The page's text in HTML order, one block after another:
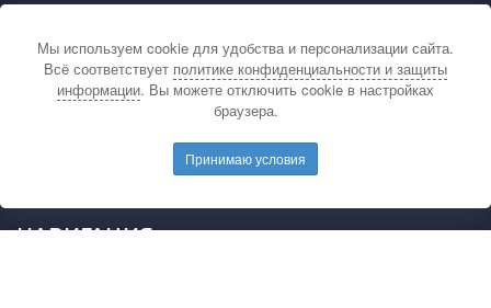
По вопросам связанным с публикацией
материалов на сайте издательства и выдачей
подтверждающих документов обращайтесь на
электронную почту редакции.
mail@pedarticles.ru
+7 (499) 113-47-87
НАВИГАЦИЯ
Мы используем cookie для удобства и персонализации сайта.
Всё соответствует политике конфиденциальности и защиты
информации. Вы можете отключить cookie в настройках
браузера.
Принимаю условия